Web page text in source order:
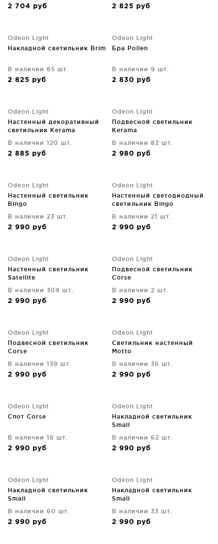
2 704 руб 2 825 руб
Odeon Light
Накладной светильник Brim
В наличии 85 шт.
2 825 руб
Odeon Light
Бра Pollen
В наличии 9 шт.
2 830 руб
Odeon Light
Настенный декоративный
светильник Kerama
В наличии 120 шт.
2 885 руб
Odeon Light
Подвесной светильник
Kerama
В наличии 82 шт.
2 980 руб
Odeon Light
Настенный светильник
Bingo
В наличии 23 шт.
2 990 руб
Odeon Light
Настенный светодиодный
светильник Bingo
В наличии 21 шт.
2 990 руб
Odeon Light
Настенный светильник
Satellite
В наличии 309 шт.
2 990 руб
Odeon Light
Подвесной светильник
Corse
В наличии 2 шт.
2 990 руб
Odeon Light
Подвесной светильник
Corse
В наличии 139 шт.
2 990 руб
Odeon Light
Светильник настенный
Motto
В наличии 36 шт.
2 990 руб
Odeon Light
Спот Corse
В наличии 18 шт.
2 990 руб
Odeon Light
Накладной светильник
Small
В наличии 62 шт.
2 990 руб
Odeon Light
Накладной светильник
Small
В наличии 60 шт.
2 990 руб
Odeon Light
Накладной светильник
Small
В наличии 33 шт.
2 990 руб